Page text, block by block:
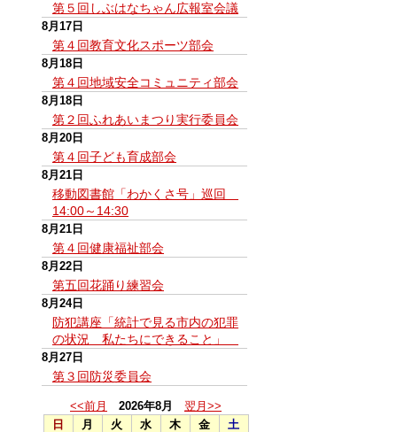
第５回しぶはなちゃん広報室会議
8月17日
第４回教育文化スポーツ部会
8月18日
第４回地域安全コミュニティ部会
8月18日
第２回ふれあいまつり実行委員会
8月20日
第４回子ども育成部会
8月21日
移動図書館「わかくさ号」巡回
14:00～14:30
8月21日
第４回健康福祉部会
8月22日
第五回花踊り練習会
8月24日
防犯講座「統計で見る市内の犯罪
の状況 私たちにできること」
8月27日
第３回防災委員会
<<前月 2026年8月
翌月>>
日
月 火 水 木 金
土